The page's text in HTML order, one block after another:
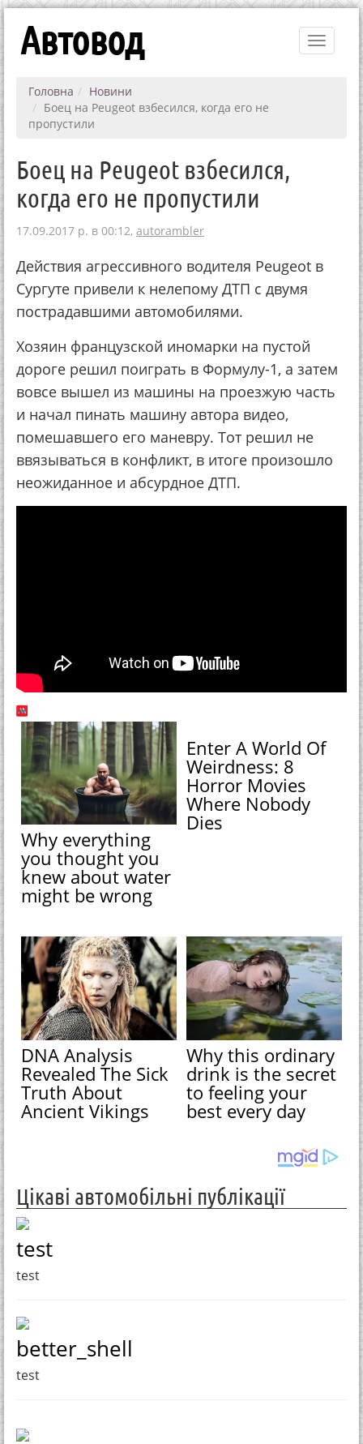
Toggle
Автовод
Головна
Новини
Боец на Peugeot взбесился, когда его не
пропустили
Боец на Peugeot взбесился,
когда его не пропустили
17.09.2017 р. в 00:12, autorambler
Действия агрессивного водителя Peugeot в
Сургуте привели к нелепому ДТП с двумя
пострадавшими автомобилями.
Хозяин французской иномарки на пустой
дороге решил поиграть в Формулу-1, а затем
вовсе вышел из машины на проезжую часть
и начал пинать машину автора видео,
помешавшего его маневру. Тот решил не
ввязываться в конфликт, в итоге произошло
неожиданное и абсурдное ДТП.
Why everything
you thought you
knew about water
might be wrong
Enter A World Of
Weirdness: 8
Horror Movies
Where Nobody
Dies
DNA Analysis
Revealed The Sick
Truth About
Ancient Vikings
Why this ordinary
drink is the secret
to feeling your
best every day
Цікаві автомобільні публікації
test
test
better_shell
test